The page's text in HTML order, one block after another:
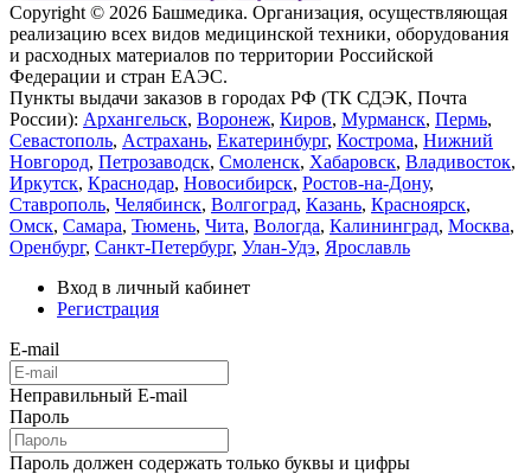
Copyright © 2026 Башмедика. Организация, осуществляющая
реализацию всех видов медицинской техники, оборудования
и расходных материалов по территории Российской
Федерации и стран ЕАЭС.
Пункты выдачи заказов в городах РФ (ТК СДЭК, Почта
России): Архангельск, Воронеж, Киров, Мурманск, Пермь,
Севастополь, Астрахань, Екатеринбург, Кострома, Нижний
Новгород, Петрозаводск, Смоленск, Хабаровск, Владивосток,
Иркутск, Краснодар, Новосибирск, Ростов-на-Дону,
Ставрополь, Челябинск, Волгоград, Казань, Красноярск,
Омск, Самара, Тюмень, Чита, Вологда, Калининград, Москва,
Оренбург, Санкт-Петербург, Улан-Удэ, Ярославль
Вход в личный кабинет
Регистрация
E-mail
Неправильный E-mail
Пароль
Пароль должен содержать только буквы и цифры